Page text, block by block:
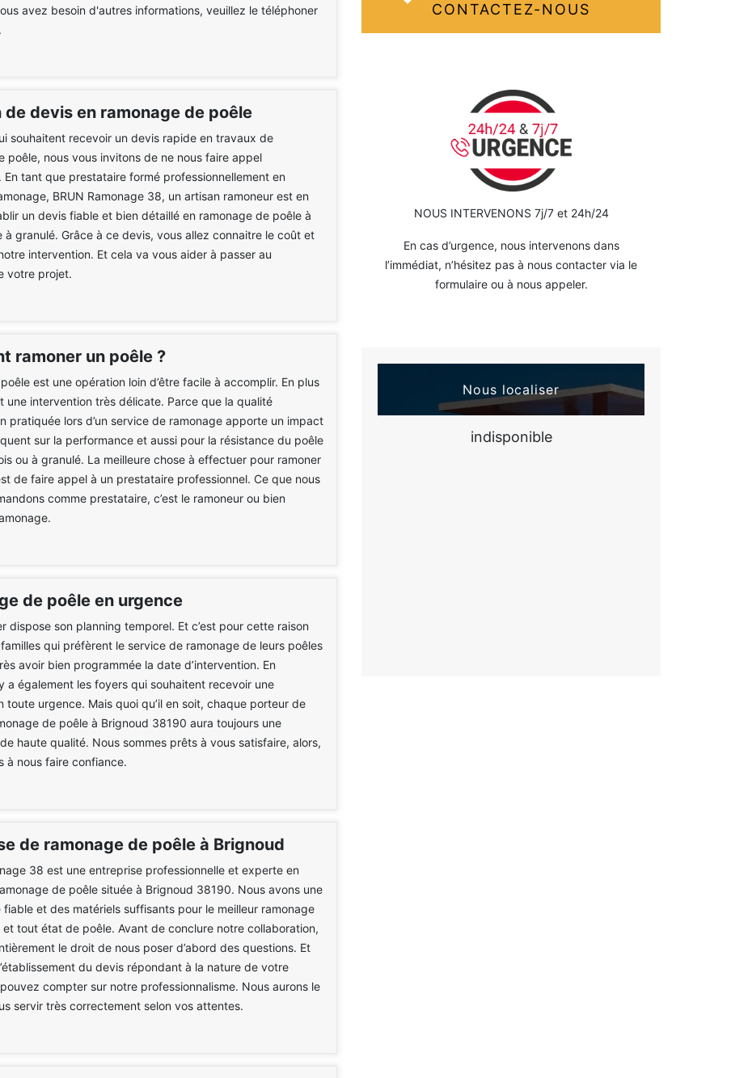
avez besoin d'autres informations, veuillez le téléphoner
de devis en ramonage de poêle
souhaitent recevoir un devis rapide en travaux de
poêle, nous vous invitons de ne nous faire appel
tant que prestataire formé professionnellement en
BRUN Ramonage 38, un artisan ramoneur est en
un devis fiable et bien détaillé en ramonage de poêle à
à granulé. Grâce à ce devis, vous allez connaitre le coût et
intervention. Et cela va vous aider à passer au
votre projet.
ramoner un poêle ?
est une opération loin d’être facile à accomplir. En plus
une intervention très délicate. Parce que la qualité
pratiquée lors d’un service de ramonage apporte un impact
sur la performance et aussi pour la résistance du poêle
ou à granulé. La meilleure chose à effectuer pour ramoner
de faire appel à un prestataire professionnel. Ce que nous
comme prestataire, c’est le ramoneur ou bien
de poêle en urgence
dispose son planning temporel. Et c’est pour cette raison
familles qui préfèrent le service de ramonage de leurs poêles
avoir bien programmée la date d’intervention. En
a également les foyers qui souhaitent recevoir une
toute urgence. Mais quoi qu’il en soit, chaque porteur de
de poêle à Brignoud 38190 aura toujours une
haute qualité. Nous sommes prêts à vous satisfaire, alors,
à nous faire confiance.
de ramonage de poêle à Brignoud
38 est une entreprise professionnelle et experte en
de poêle située à Brignoud 38190. Nous avons une
et des matériels suffisants pour le meilleur ramonage
tout état de poêle. Avant de conclure notre collaboration,
le droit de nous poser d’abord des questions. Et
du devis répondant à la nature de votre
compter sur notre professionnalisme. Nous aurons le
servir très correctement selon vos attentes.
CONTACTEZ-NOUS
NOUS INTERVENONS 7j/7 et 24h/24
En cas d’urgence, nous intervenons dans
l’immédiat, n’hésitez pas à nous contacter via le
formulaire ou à nous appeler.
Nous localiser
indisponible